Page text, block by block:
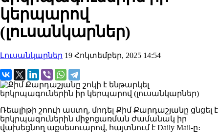
կերպարով
(լուսանկարներ)
Լուսանկարներ 19 Հոկտեմբեր, 2025 14:54
Ռեալիթի շոուի աստղ, մոդել Քիմ Քարդաշյանը ցնցել է
երկրպագուներին միջոցառման ժամանակ իր
վախեցնող աքսեսուարով, հայտնում է Daily Mail-ը։